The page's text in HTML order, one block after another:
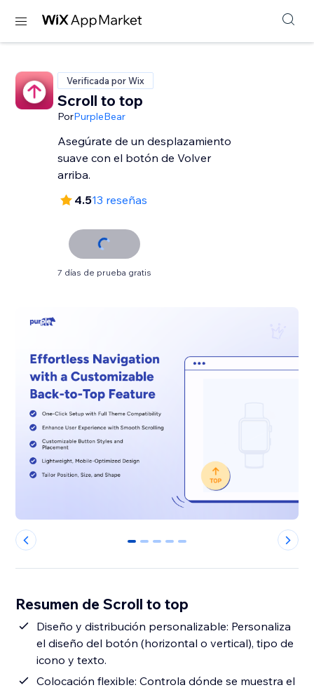
Verificada por Wix
Scroll to top
PorPurpleBear
Asegúrate de un desplazamiento
suave con el botón de Volver
arriba.
4.513 reseñas
7 días de prueba gratis
0 1 2 3 4
Resumen de Scroll to top
Diseño y distribución personalizable: Personaliza
el diseño del botón (horizontal o vertical), tipo de
icono y texto.
Colocación flexible: Controla dónde se muestra el